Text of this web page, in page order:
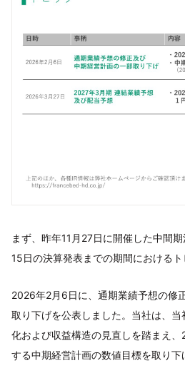
まず、昨年11月27日に開催した中間
15日の決算発表までの期間におけるト
2026年2月6日に、通期業績予想の修
取り下げを公表しました。当社は、
化および収益構造の見直しを踏まえ
する中期経営計画の数値目標を取り下